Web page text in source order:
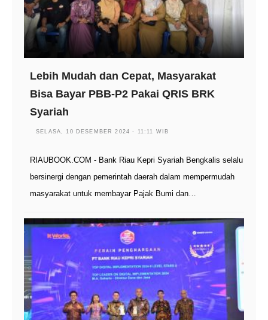
Lebih Mudah dan Cepat, Masyarakat
Bisa Bayar PBB-P2 Pakai QRIS BRK
Syariah
SELASA, 10 DESEMBER 2024 - 11:11 WIB
RIAUBOOK.COM - Bank Riau Kepri Syariah Bengkalis selalu
bersinergi dengan pemerintah daerah dalam mempermudah
masyarakat untuk membayar Pajak Bumi dan…